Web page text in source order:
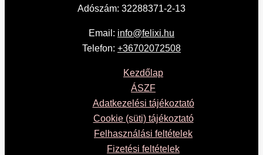
Adószám: 32288371-2-13
Email: info@felixi.hu
Telefon: +36702072508
Kezdőlap
ÁSZF
Adatkezelési tájékoztató
Cookie (süti) tájékoztató
Felhasználási feltételek
Fizetési feltételek